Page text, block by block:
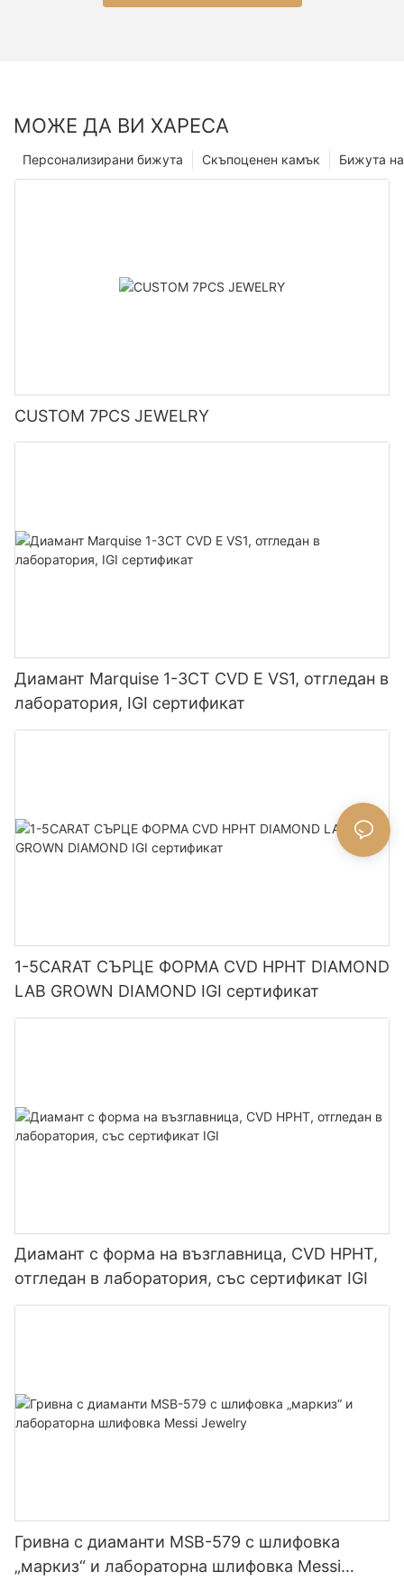
МОЖЕ ДА ВИ ХАРЕСА
Бижута
Скъпоценен камък
Персонализирани бижута
CUSTOM 7PCS JEWELRY
Диамант Marquise 1-3CT CVD E VS1, отгледан в
лаборатория, IGI сертификат
1-5CARAT СЪРЦЕ ФОРМА CVD HPHT DIAMOND
LAB GROWN DIAMOND IGI сертификат
Диамант с форма на възглавница, CVD HPHT,
отгледан в лаборатория, със сертификат IGI
Гривна с диаманти MSB-579 с шлифовка
„маркиз“ и лабораторна шлифовка Messi